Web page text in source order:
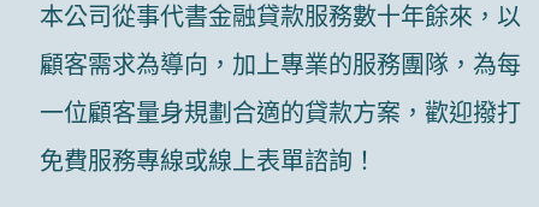
本公司從事代書金融貸款服務數十年餘來，以
顧客需求為導向，加上專業的服務團隊，為每
一位顧客量身規劃合適的貸款方案，歡迎撥打
免費服務專線或線上表單諮詢！